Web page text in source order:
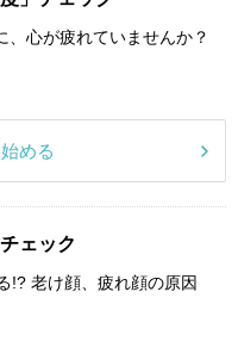
、心が疲れていませんか？
める
ェック
!? 老け顔、疲れ顔の原因